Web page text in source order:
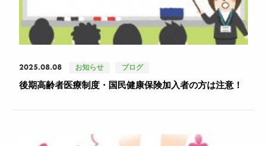
2025.08.08 お知らせ ブログ
後期高齢者医療制度・国民健康保険加入者の方は注意！